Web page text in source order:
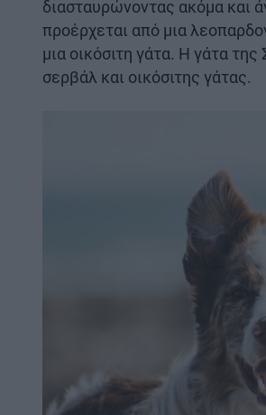
διασταυρώνοντας ακόμα και
προέρχεται από μια
μια οικόσιτη γάτα. Η γάτα
σερβάλ και οικόσιτης γάτας.